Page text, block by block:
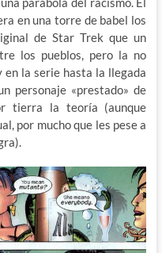
en una torre de babel los
de Star Trek que un
los pueblos, pero la no
en la serie hasta la llegada
personaje «prestado» de
tierra la teoría (aunque
por mucho que les pese a